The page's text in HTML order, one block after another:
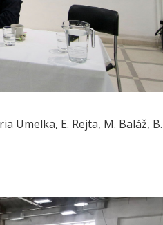
Umelka, E. Rejta, M. Baláž,